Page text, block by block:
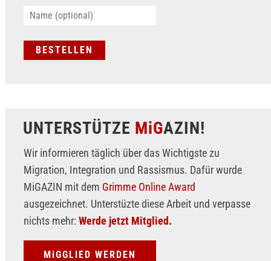
UNTERSTÜTZE MiGAZIN!
Wir informieren täglich über das Wichtigste zu
Migration, Integration und Rassismus. Dafür wurde
MiGAZIN mit dem Grimme Online Award
ausgezeichnet. Unterstüzte diese Arbeit und verpasse
nichts mehr: Werde jetzt Mitglied.
MiGGLIED WERDEN